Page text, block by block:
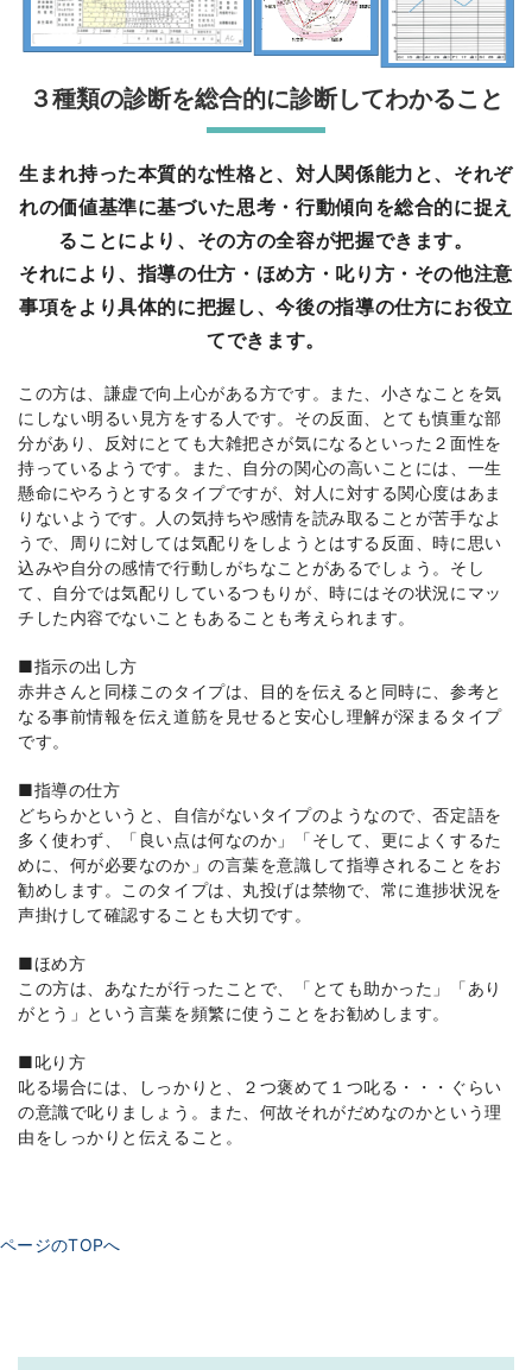
３種類の診断を総合的に診断してわかること
生まれ持った本質的な性格と、対人関係能力と、それぞ
れの価値基準に基づいた思考・行動傾向を総合的に捉え
ることにより、その方の全容が把握できます。
それにより、指導の仕方・ほめ方・叱り方・その他注意
事項をより具体的に把握し、今後の指導の仕方にお役立
てできます。
この方は、謙虚で向上心がある方です。また、小さなことを気
にしない明るい見方をする人です。その反面、とても慎重な部
分があり、反対にとても大雑把さが気になるといった２面性を
持っているようです。また、自分の関心の高いことには、一生
懸命にやろうとするタイプですが、対人に対する関心度はあま
りないようです。人の気持ちや感情を読み取ることが苦手なよ
うで、周りに対しては気配りをしようとはする反面、時に思い
込みや自分の感情で行動しがちなことがあるでしょう。そし
て、自分では気配りしているつもりが、時にはその状況にマッ
チした内容でないこともあることも考えられます。
■指示の出し方
赤井さんと同様このタイプは、目的を伝えると同時に、参考と
なる事前情報を伝え道筋を見せると安心し理解が深まるタイプ
です。
■指導の仕方
どちらかというと、自信がないタイプのようなので、否定語を
多く使わず、「良い点は何なのか」「そして、更によくするた
めに、何が必要なのか」の言葉を意識して指導されることをお
勧めします。このタイプは、丸投げは禁物で、常に進捗状況を
声掛けして確認することも大切です。
■ほめ方
この方は、あなたが行ったことで、「とても助かった」「あり
がとう」という言葉を頻繁に使うことをお勧めします。
■叱り方
叱る場合には、しっかりと、２つ褒めて１つ叱る・・・ぐらい
の意識で叱りましょう。また、何故それがだめなのかという理
由をしっかりと伝えること。
ページのTOPへ